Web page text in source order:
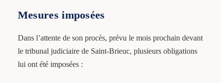
Mesures imposées
Dans l’attente de son procès, prévu le mois prochain devant
le tribunal judiciaire de Saint-Brieuc, plusieurs obligations
lui ont été imposées :